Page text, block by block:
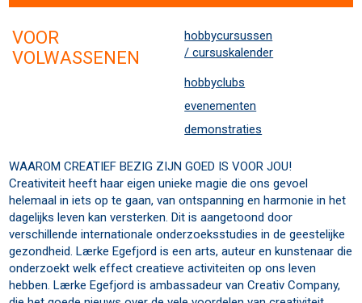
VOOR
VOLWASSENEN
hobbycursussen
/ cursuskalender
hobbyclubs
evenementen
demonstraties
WAAROM CREATIEF BEZIG ZIJN GOED IS VOOR JOU!
Creativiteit heeft haar eigen unieke magie die ons gevoel
helemaal in iets op te gaan, van ontspanning en harmonie in het
dagelijks leven kan versterken. Dit is aangetoond door
verschillende internationale onderzoeksstudies in de geestelijke
gezondheid. Lærke Egefjord is een arts, auteur en kunstenaar die
onderzoekt welk effect creatieve activiteiten op ons leven
hebben. Lærke Egefjord is ambassadeur van Creativ Company,